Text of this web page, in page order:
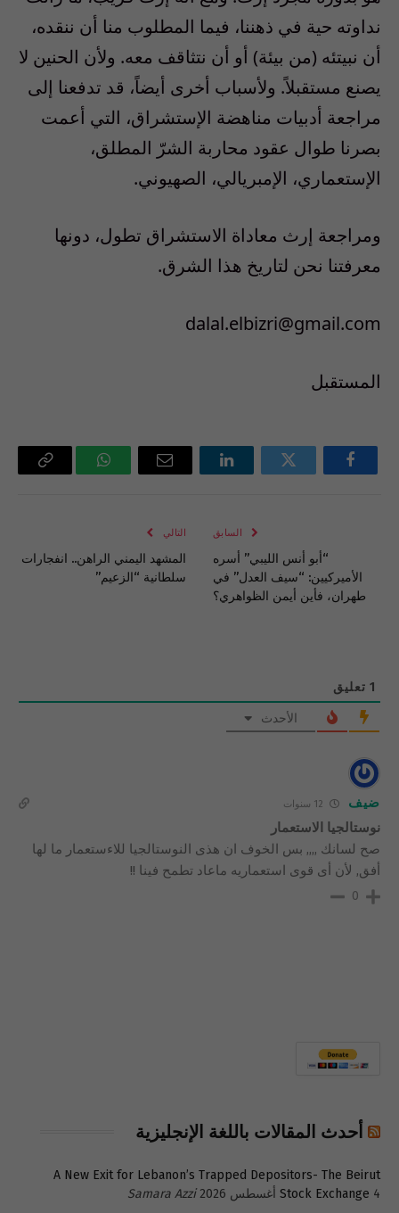
نداوته حية في ذهننا، فيما المطلوب منا أن ننقده،
أن نبيتئه (من بيئة) أو أن نتثاقف معه. ولأن الحنين لا
يصنع مستقبلاً. ولأسباب أخرى أيضاً، قد تدفعنا إلى
مراجعة أدبيات مناهضة الإستشراق، التي أعمت
بصرنا طوال عقود محاربة الشرّ المطلق،
الإستعماري، الإمبريالي، الصهيوني.
ومراجعة إرث معاداة الاستشراق تطول، دونها
معرفتنا نحن لتاريخ هذا الشرق.
dalal.elbizri@gmail.com
المستقبل
فيسبوك تويتر لينكدإن
البريد
واتساب Copy
السابق
“أبو أنس الليبي” أسره
الأميركيين: “سيف العدل” في
طهران، فأين أيمن الظواهري؟
التالي
المشهد اليمني الراهن.. انفجارات
سلطانية “الزعيم”
1 تعليق
الأحدث
ضيف
نوستالجيا الاستعمار
صح لسانك ,,,, بس الخوف ان هذى النوستالجيا للاءستعمار ما لها
أفق, لأن أى قوى استعماريه ماعاد تطمح فينا !!
0
أحدث المقالات باللغة الإنجليزية
A New Exit for Lebanon’s Trapped Depositors- The Beirut
Stock Exchange 4 أغسطس 2026
Samara Azzi